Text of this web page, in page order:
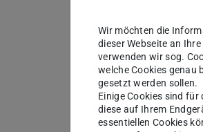
Wir möchten die
dieser Webseite an
verwenden wir sog.
welche Cookies genau
gesetzt werden sollen.
Einige Cookies sind
diese auf Ihrem
essentiellen Cookies